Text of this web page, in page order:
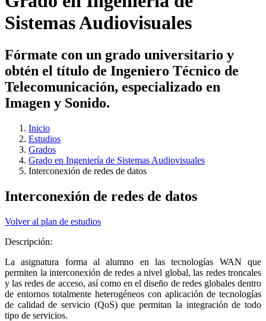
Sistemas Audiovisuales
Fórmate con un grado universitario y
obtén el título de Ingeniero Técnico de
Telecomunicación, especializado en
Imagen y Sonido.
Inicio
Estudios
Grados
Grado en Ingeniería de Sistemas Audiovisuales
Interconexión de redes de datos
Interconexión de redes de datos
Volver al plan de estudios
Descripción:
La asignatura forma al alumno en las tecnologías WAN que
permiten la interconexión de redes a nivel global, las redes troncales
y las redes de acceso, así como en el diseño de redes globales dentro
de entornos totalmente heterogéneos con aplicación de tecnologías
de calidad de servicio (QoS) que permitan la integración de todo
tipo de servicios.